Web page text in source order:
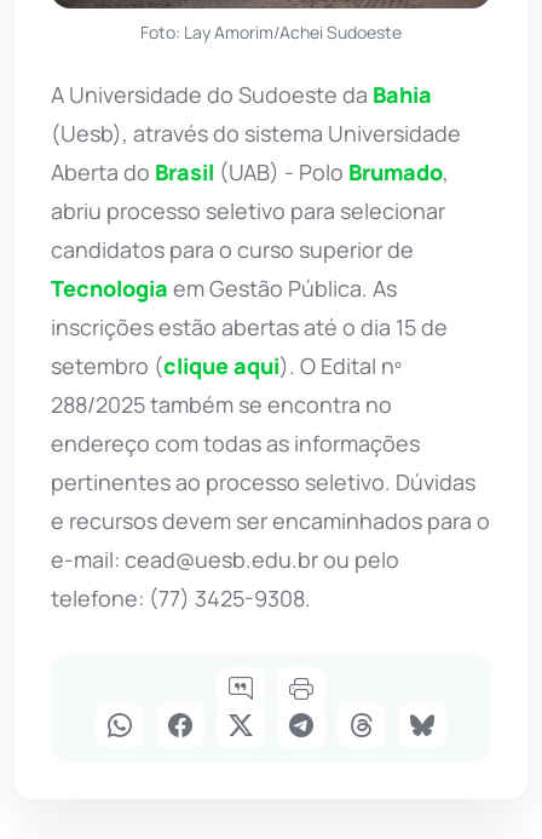
Foto: Lay Amorim/Achei Sudoeste
A Universidade do Sudoeste da Bahia
(Uesb), através do sistema Universidade
Aberta do Brasil (UAB) - Polo Brumado,
abriu processo seletivo para selecionar
candidatos para o curso superior de
Tecnologia em Gestão Pública. As
inscrições estão abertas até o dia 15 de
setembro (clique aqui). O Edital nº
288/2025 também se encontra no
endereço com todas as informações
pertinentes ao processo seletivo. Dúvidas
e recursos devem ser encaminhados para o
e-mail: cead@uesb.edu.brou pelo
telefone: (77) 3425-9308.